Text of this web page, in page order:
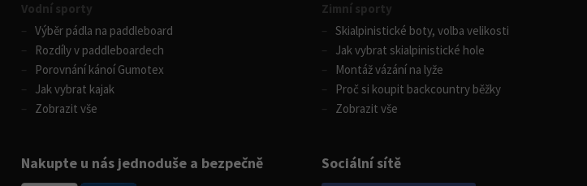
Sociální sítě
Vodní sporty
Výběr pádla na paddleboard
Rozdíly v paddleboardech
Porovnání kánoí Gumotex
Jak vybrat kajak
Zobrazit vše
Zimní sporty
Skialpinistické boty, volba velikosti
Jak vybrat skialpinistické hole
Montáž vázání na lyže
Proč si koupit backcountry běžky
Zobrazit vše
Nakupte u nás jednoduše a bezpečně